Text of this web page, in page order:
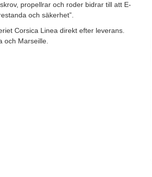
propellrar och roder bidrar till att E-
och säkerhet”.
Corsica Linea direkt efter leverans.
och Marseille.